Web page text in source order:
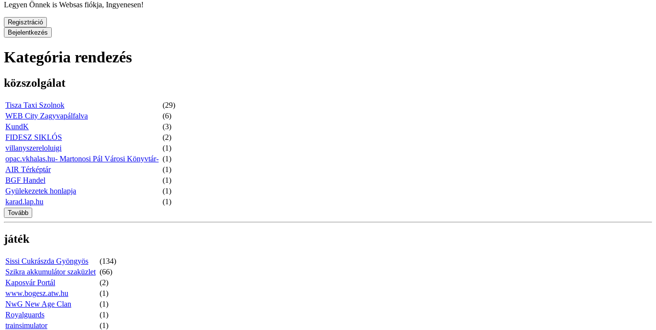
Legyen Önnek is Websas fiókja, Ingyenesen!
Regisztráció
Bejelentkezés
Kategória rendezés
közszolgálat
Tisza Taxi Szolnok
(29)
WEB City Zagyvapálfalva
(6)
KundK
(3)
FIDESZ SIKLÓS
(2)
villanyszereloluigi
(1)
opac.vkhalas.hu- Martonosi Pál Városi Könyvtár- (1)
AIR Térképtár
(1)
BGF Handel
(1)
Gyülekezetek honlapja
(1)
karad.lap.hu
(1)
Tovább
játék
Sissi Cukrászda Gyöngyös
(134)
Szikra akkumulátor szaküzlet (66)
Kaposvár Portál
(2)
www.bogesz.atw.hu
(1)
NwG New Age Clan
(1)
Royalguards
(1)
trainsimulator
(1)